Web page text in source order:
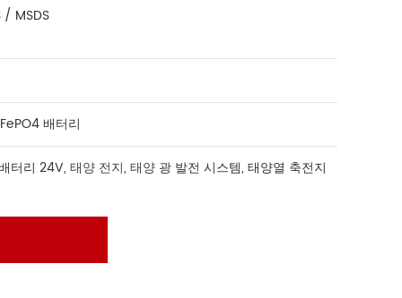
/ MSDS
배터리
터리 24V, 태양 전지, 태양 광 발전 시스템, 태양열 축전지